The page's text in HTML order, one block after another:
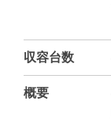
収容台数
概要